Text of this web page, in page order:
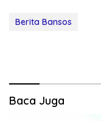
Berita Bansos
Baca Juga